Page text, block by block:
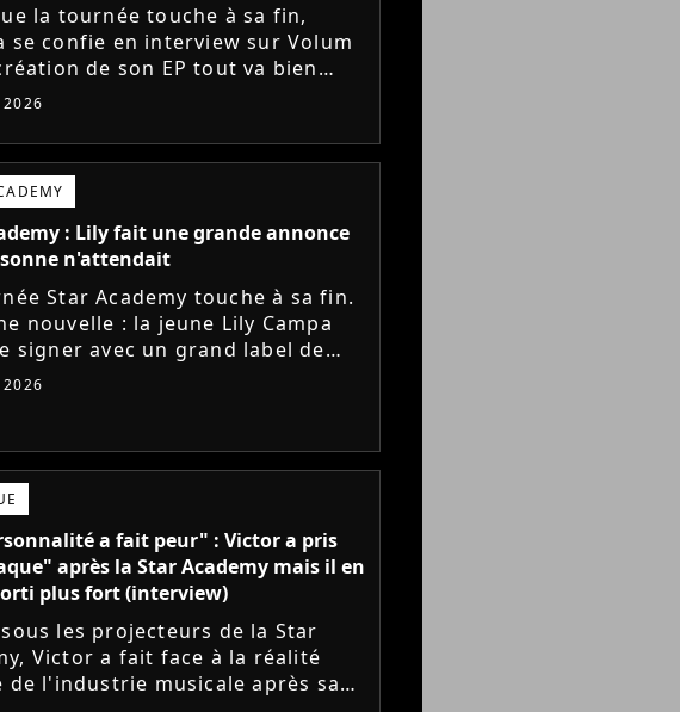
la tournée touche à sa fin,
se confie en interview sur Volum
de son EP tout va bien
son envie de gommer l'étiquette
le jeu...
: Lily fait une grande annonce
n'attendait
Star Academy touche à sa fin.
nouvelle : la jeune Lily Campa
signer avec un grand label de
en France.
a fait peur" : Victor a pris
après la Star Academy mais il en
plus fort (interview)
sous les projecteurs de la Star
Victor a fait face à la réalité
de l'industrie musicale après sa